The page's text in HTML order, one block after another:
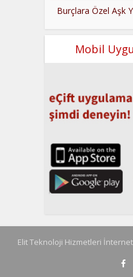
Burçlara Özel Aşk
Mobil
Elit Teknoloji Hizmetleri